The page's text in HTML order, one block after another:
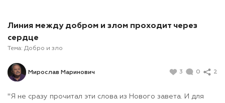
Линия между добром и злом проходит через
сердце
Тема: Добро и зло
Мирослав Маринович 3 0 2
"Я не сразу прочитал эти слова из Нового завета. И для